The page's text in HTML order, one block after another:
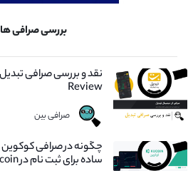
بررسی صرافی ها
Review
صرافی بین
ساده برای ثبت نام در Kucoin